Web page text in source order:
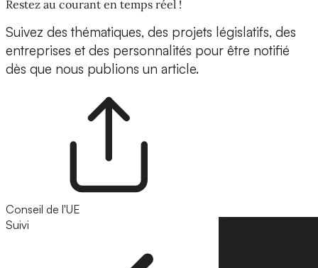
Restez au courant en temps réel !
Suivez des thématiques, des projets législatifs, des
entreprises et des personnalités pour être notifié
dès que nous publions un article.
Conseil de l'UE
Suivi